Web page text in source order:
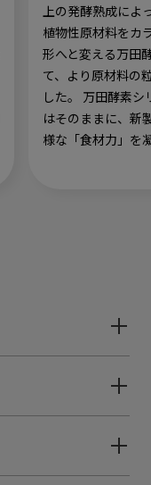
上の発酵熟成によ
植物性原材料をカ
形へと変える万田
て、より原材料の
した。 万田酵素
はそのままに、新
様な「食材力」を